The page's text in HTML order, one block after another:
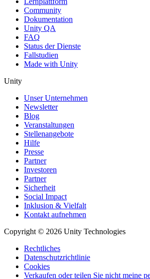
Community
Dokumentation
Unity QA
FAQ
Status der Dienste
Fallstudien
Made with Unity
Unity
Unser Unternehmen
Newsletter
Blog
Veranstaltungen
Stellenangebote
Hilfe
Presse
Partner
Investoren
Partner
Sicherheit
Social Impact
Inklusion & Vielfalt
Kontakt aufnehmen
Copyright © 2026 Unity Technologies
Rechtliches
Datenschutzrichtlinie
Cookies
Verkaufen oder teilen Sie nicht meine